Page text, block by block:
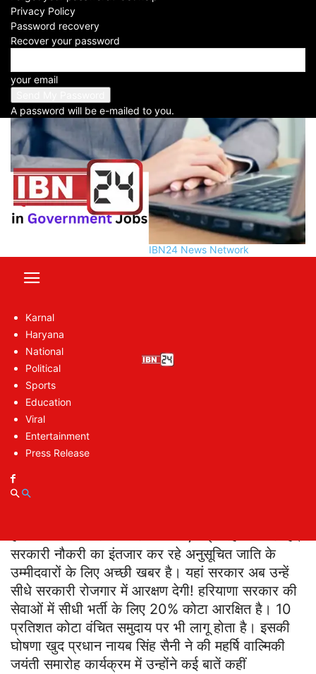
Privacy Policy
Password recovery
Recover your password
your email
A password will be e-mailed to you.
IBN24 News Network
Karnal
Haryana
National
Political
Sports
Education
Viral
Entertainment
Press Release
2024-11-25
Facebook
Table of Contents
हरियाणा सरकार की सेवाओं में सीधी भर्ती
Quota Distribution in Government Jobs:
सफाई कर्मचारियों का वेतन बढ़ेगा
Quota Distribution in Government Jobs:
SC स्टूडेंट्स को मिलेगी स्‍कॉलरशिप
Quota Distribution in
Government Jobs: हरियाणा सरकार
की सेवाओं में सीधी भर्ती
सरकारी नौकरी का इंतजार कर रहे अनुसूचित जाति के
उम्मीदवारों के लिए अच्छी खबर है। यहां सरकार अब उन्हें
सीधे सरकारी रोजगार में आरक्षण देगी! हरियाणा सरकार की
सेवाओं में सीधी भर्ती के लिए 20% कोटा आरक्षित है। 10
प्रतिशत कोटा वंचित समुदाय पर भी लागू होता है। इसकी
घोषणा खुद प्रधान नायब सिंह सैनी ने की महर्षि वाल्मिकी
जयंती समारोह कार्यक्रम में उन्होंने कई बातें कहीं